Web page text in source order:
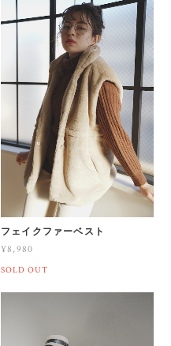
フェイクファーベスト
¥8,980
SOLD OUT